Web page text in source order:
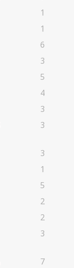
1
1
6
3
5
4
3
3
3
1
5
2
2
3
7